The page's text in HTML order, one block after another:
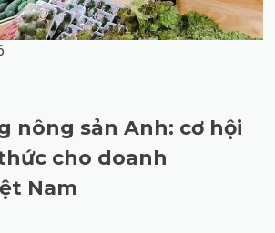
nông sản Anh: cơ hội
cho doanh
Nam